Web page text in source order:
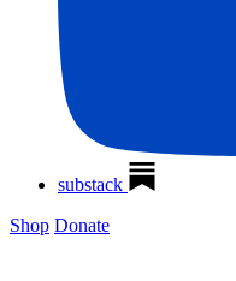
substack
Shop Donate